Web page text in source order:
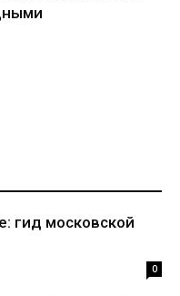
гид московской
0